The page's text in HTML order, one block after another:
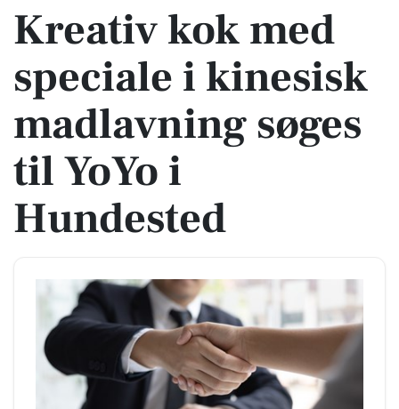
Kreativ kok med
speciale i kinesisk
madlavning søges
til YoYo i
Hundested